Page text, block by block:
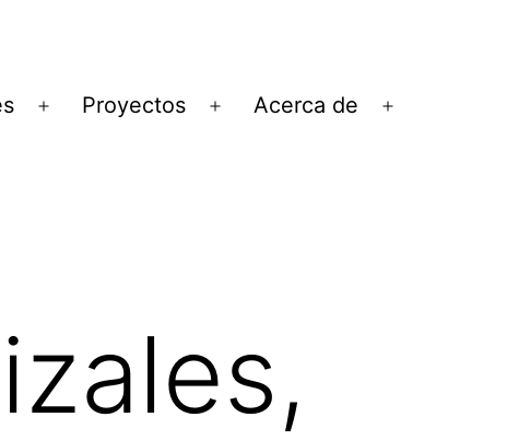
Abrir
Proyectos
Abrir
Acerca de